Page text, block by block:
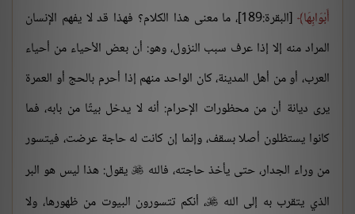
أَبْوَابِهَا
[البقرة:189]، ما معنى هذا الكلام؟ فهذا قد لا يفهم الإنسان
المراد منه إلا إذا عرف سبب النزول، وهو: أن بعض الأحياء من أحياء
العرب، أو من أهل المدينة، كان الواحد منهم إذا أحرم بالحج أو العمرة
يرى ديانة أن من محظورات الإحرام: أنه لا يدخل بيتًا من بابه، فما
كانوا يستظلون أصلا بسقف، وإنما إن كانت له حاجة عرضت، فيتسور
من وراء الجدار، حتى يأخذ حاجته، فالله يقول: هذا ليس هو البر
الذي يتقرب به إلى الله ، أنكم تتسورون البيوت من ظهورها، ولا